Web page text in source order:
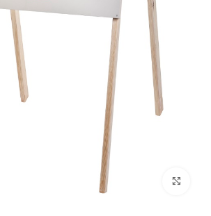
לחץ להגדלה